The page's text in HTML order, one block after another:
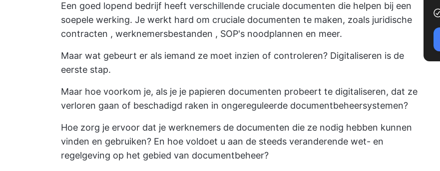
Een goed lopend bedrijf heeft verschillende cruciale documenten die helpen bij een
soepele werking. Je werkt hard om cruciale documenten te maken, zoals juridische
contracten , werknemersbestanden , SOP's noodplannen en meer.
Maar wat gebeurt er als iemand ze moet inzien of controleren? Digitaliseren is de
eerste stap.
Maar hoe voorkom je, als je je papieren documenten probeert te digitaliseren, dat ze
verloren gaan of beschadigd raken in ongereguleerde documentbeheersystemen?
Hoe zorg je ervoor dat je werknemers de documenten die ze nodig hebben kunnen
vinden en gebruiken? En hoe voldoet u aan de steeds veranderende wet- en
regelgeving op het gebied van documentbeheer?